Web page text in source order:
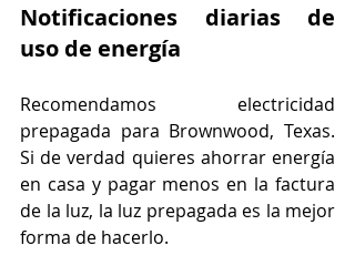
Notificaciones diarias de
uso de energía
Recomendamos electricidad
prepagada para Brownwood, Texas.
Si de verdad quieres ahorrar energía
en casa y pagar menos en la factura
de la luz, la luz prepagada es la mejor
forma de hacerlo.